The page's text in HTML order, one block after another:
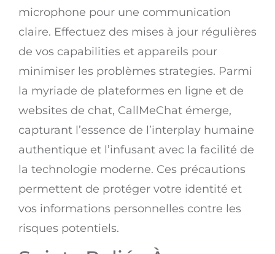
microphone pour une communication
claire. Effectuez des mises à jour régulières
de vos capabilities et appareils pour
minimiser les problèmes strategies. Parmi
la myriade de plateformes en ligne et de
websites de chat, CallMeChat émerge,
capturant l’essence de l’interplay humaine
authentique et l’infusant avec la facilité de
la technologie moderne. Ces précautions
permettent de protéger votre identité et
vos informations personnelles contre les
risques potentiels.